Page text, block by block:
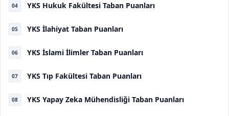
04 YKS Hukuk Fakültesi Taban Puanları
05 YKS İlahiyat Taban Puanları
06 YKS İslami İlimler Taban Puanları
07 YKS Tıp Fakültesi Taban Puanları
08 YKS Yapay Zeka Mühendisliği Taban Puanları